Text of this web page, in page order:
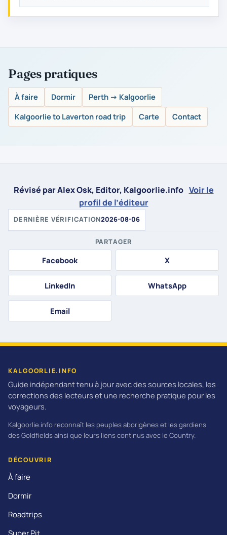
Pages pratiques
À faire Dormir
Perth → Kalgoorlie
Kalgoorlie to Laverton road trip
Carte Contact
Révisé par Alex Osk, Editor, Kalgoorlie.info Voir le
profil de l’éditeur
DERNIÈRE VÉRIFICATION2026-08-06
PARTAGER
Facebook X
LinkedIn WhatsApp
Email
KALGOORLIE.INFO
Guide indépendant tenu à jour avec des sources locales, les
corrections des lecteurs et une recherche pratique pour les
voyageurs.
Kalgoorlie.info reconnaît les peuples aborigènes et les gardiens
des Goldfields ainsi que leurs liens continus avec le Country.
DÉCOUVRIR
À faire
Dormir
Roadtrips